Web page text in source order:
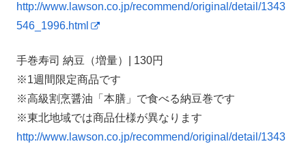
http://www.lawson.co.jp/recommend/original/detail/1343
546_1996.html
手巻寿司 納豆（増量）| 130円
※1週間限定商品です
※高級割烹醤油「本膳」で食べる納豆巻です
※東北地域では商品仕様が異なります
http://www.lawson.co.jp/recommend/original/detail/1343